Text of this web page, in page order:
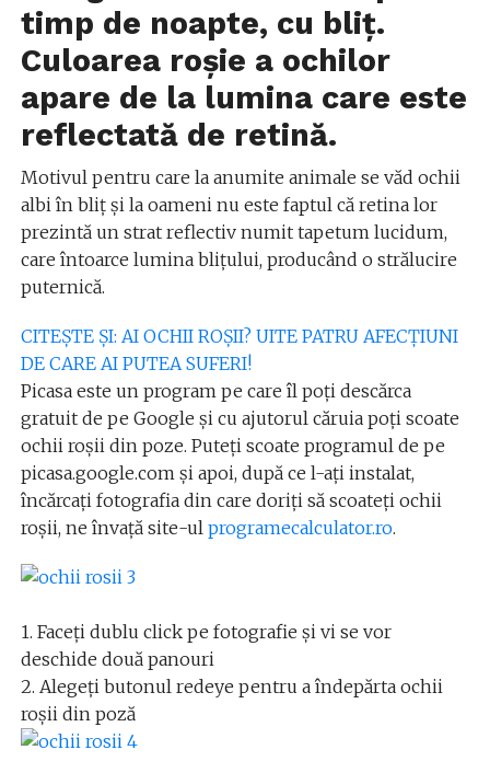
timp de noapte, cu bliț.
Culoarea roșie a ochilor
apare de la lumina care este
reflectată de retină.
Motivul pentru care la anumite animale se văd ochii
albi în bliț și la oameni nu este faptul că retina lor
prezintă un strat reflectiv numit tapetum lucidum,
care întoarce lumina blițului, producând o strălucire
puternică.
CITEȘTE ȘI: AI OCHII ROȘII? UITE PATRU AFECȚIUNI
DE CARE AI PUTEA SUFERI!
Picasa este un program pe care îl poți descărca
gratuit de pe Google și cu ajutorul căruia poți scoate
ochii roșii din poze. Puteți scoate programul de pe
picasa.google.com și apoi, după ce l-ați instalat,
încărcați fotografia din care doriți să scoateți ochii
roșii, ne învață site-ul programecalculator.ro.
1. Faceți dublu click pe fotografie și vi se vor
deschide două panouri
2. Alegeți butonul redeye pentru a îndepărta ochii
roșii din poză